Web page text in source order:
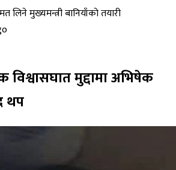
मुद्दामा अभिषेक
थप